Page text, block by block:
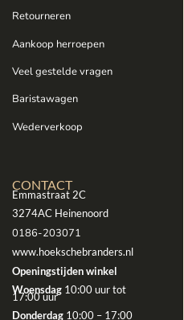
Retourneren
Aankoop herroepen
Veel gestelde vragen
Baristawagen
Wederverkoop
CONTACT
Emmastraat 2C
3274AC Heinenoord
0186-203071
www.hoekschebranders.nl
Openingstijden winkel
Woensdag 10:00 uur tot
17:00 uur
Donderdag 10:00 – 17:00